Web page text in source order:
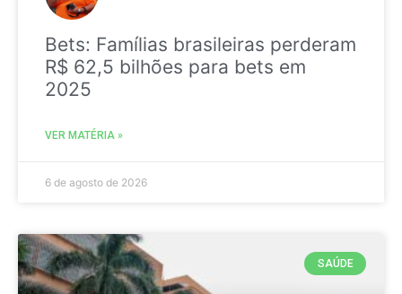
Bets: Famílias brasileiras perderam
R$ 62,5 bilhões para bets em
2025
VER MATÉRIA »
6 de agosto de 2026
SAÚDE